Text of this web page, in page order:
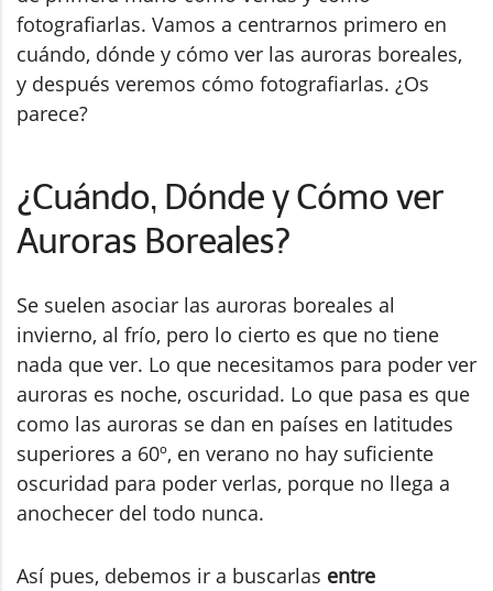
fotografiarlas. Vamos a centrarnos primero en
cuándo, dónde y cómo ver las auroras boreales,
y después veremos cómo fotografiarlas. ¿Os
parece?
¿Cuándo, Dónde y Cómo ver
Auroras Boreales?
Se suelen asociar las auroras boreales al
invierno, al frío, pero lo cierto es que no tiene
nada que ver. Lo que necesitamos para poder ver
auroras es noche, oscuridad. Lo que pasa es que
como las auroras se dan en países en latitudes
superiores a 60º, en verano no hay suficiente
oscuridad para poder verlas, porque no llega a
anochecer del todo nunca.
Así pues, debemos ir a buscarlas entre